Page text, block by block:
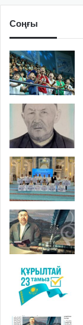
Соңғы